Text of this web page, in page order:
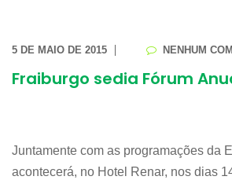
5 DE MAIO DE 2015 NENHUM
Fraiburgo sedia Fórum
Juntamente com as programações da
acontecerá, no Hotel Renar, nos dias